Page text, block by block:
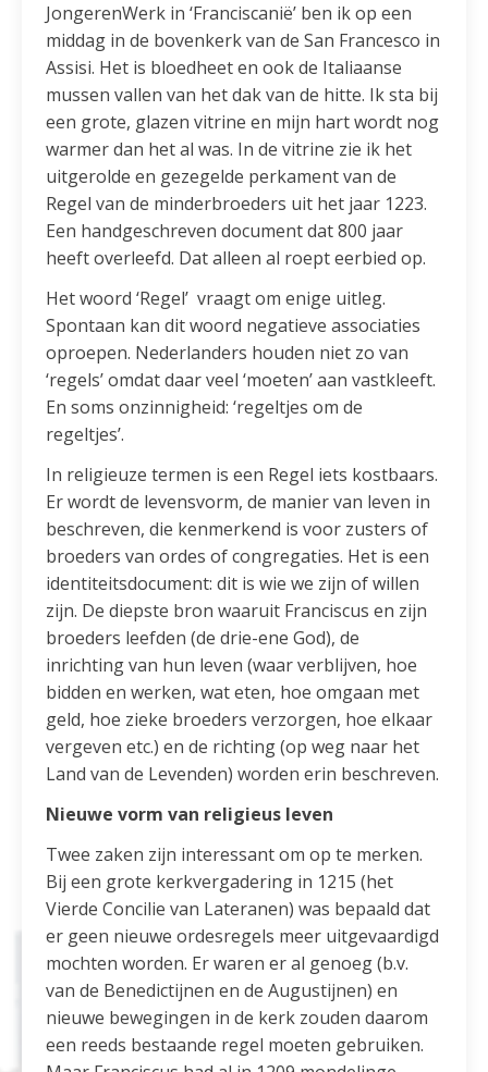
JongerenWerk in ‘Franciscanië’ ben ik op een
middag in de bovenkerk van de San Francesco in
Assisi. Het is bloedheet en ook de Italiaanse
mussen vallen van het dak van de hitte. Ik sta bij
een grote, glazen vitrine en mijn hart wordt nog
warmer dan het al was. In de vitrine zie ik het
uitgerolde en gezegelde perkament van de
Regel van de minderbroeders uit het jaar 1223.
Een handgeschreven document dat 800 jaar
heeft overleefd. Dat alleen al roept eerbied op.
Het woord ‘Regel’ vraagt om enige uitleg.
Spontaan kan dit woord negatieve associaties
oproepen. Nederlanders houden niet zo van
‘regels’ omdat daar veel ‘moeten’ aan vastkleeft.
En soms onzinnigheid: ‘regeltjes om de
regeltjes’.
In religieuze termen is een Regel iets kostbaars.
Er wordt de levensvorm, de manier van leven in
beschreven, die kenmerkend is voor zusters of
broeders van ordes of congregaties. Het is een
identiteitsdocument: dit is wie we zijn of willen
zijn. De diepste bron waaruit Franciscus en zijn
broeders leefden (de drie-ene God), de
inrichting van hun leven (waar verblijven, hoe
bidden en werken, wat eten, hoe omgaan met
geld, hoe zieke broeders verzorgen, hoe elkaar
vergeven etc.) en de richting (op weg naar het
Land van de Levenden) worden erin beschreven.
Nieuwe vorm van religieus leven
Twee zaken zijn interessant om op te merken.
Bij een grote kerkvergadering in 1215 (het
Vierde Concilie van Lateranen) was bepaald dat
er geen nieuwe ordesregels meer uitgevaardigd
mochten worden. Er waren er al genoeg (b.v.
van de Benedictijnen en de Augustijnen) en
nieuwe bewegingen in de kerk zouden daarom
een reeds bestaande regel moeten gebruiken.